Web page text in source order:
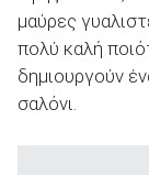
μαύρες
πολύ καλή
δημιουργούν
σαλόνι.